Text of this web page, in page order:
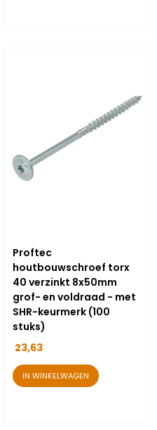
Proftec
houtbouwschroef torx
40 verzinkt 8x50mm
grof- en voldraad - met
SHR-keurmerk (100
stuks)
23,63
IN WINKELWAGEN